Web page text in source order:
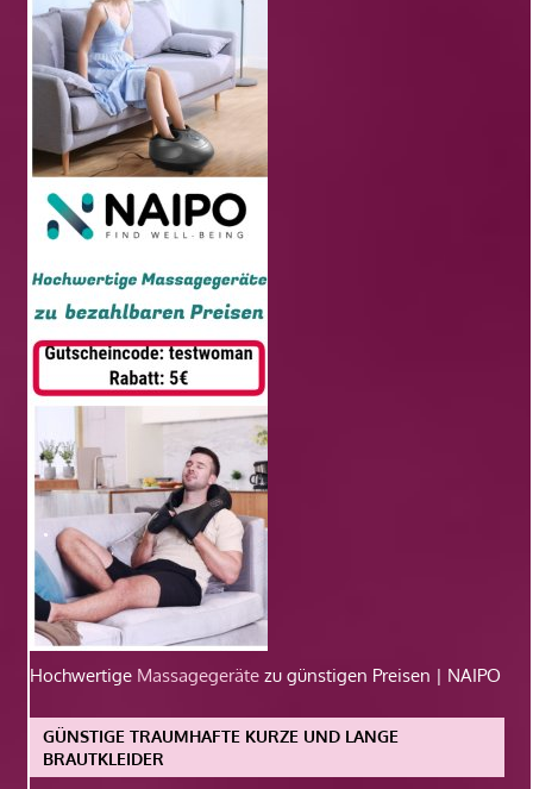
Hochwertige Massagegeräte zu günstigen Preisen | NAIPO
GÜNSTIGE TRAUMHAFTE KURZE UND LANGE
BRAUTKLEIDER